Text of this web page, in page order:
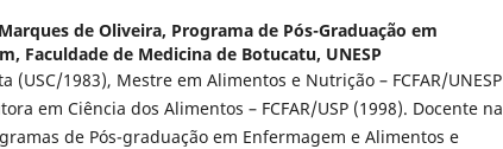
de Oliveira, Programa de Pós-Graduação em
Faculdade de Medicina de Botucatu, UNESP
(USC/1983), Mestre em Alimentos e Nutrição – FCFAR/UNESP
em Ciência dos Alimentos – FCFAR/USP (1998). Docente na
de Pós-graduação em Enfermagem e Alimentos e